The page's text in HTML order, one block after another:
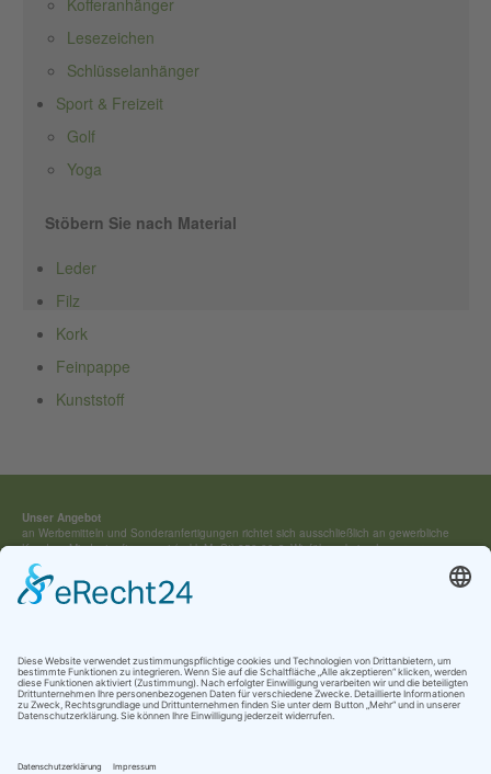
Kofferanhänger
Lesezeichen
Schlüsselanhänger
Sport & Freizeit
Golf
Yoga
Stöbern Sie nach Material
Leder
Filz
Kork
Feinpappe
Kunststoff
Unser Angebot
an Werbemitteln und Sonderan­fertigungen richtet sich ausschließ­lich an gewerbliche
Kunden. Mindestauftragswert (exkl. MwSt) 250,00 €. Wir führen keine Lagerware,
sondern fertigen jedes Werbemittel individuell für Sie an.
Kontakt:
Tel.: +49 (0) 4154 / 7 95 40-0
Erfahren Sie mehr überunsere Geschichteals traditionsreiches Familienunternehmen
und lernen Sieunsere WerteundKatalogekennen.
Kontakt